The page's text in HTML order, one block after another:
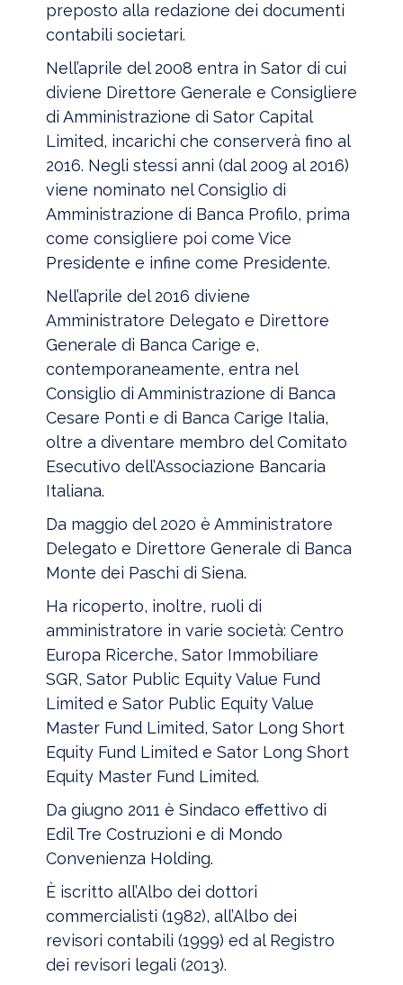
preposto alla redazione dei documenti
contabili societari.
Nell’aprile del 2008 entra in Sator di cui
diviene Direttore Generale e Consigliere
di Amministrazione di Sator Capital
Limited, incarichi che conserverà fino al
2016. Negli stessi anni (dal 2009 al 2016)
viene nominato nel Consiglio di
Amministrazione di Banca Profilo, prima
come consigliere poi come Vice
Presidente e infine come Presidente.
Nell’aprile del 2016 diviene
Amministratore Delegato e Direttore
Generale di Banca Carige e,
contemporaneamente, entra nel
Consiglio di Amministrazione di Banca
Cesare Ponti e di Banca Carige Italia,
oltre a diventare membro del Comitato
Esecutivo dell’Associazione Bancaria
Italiana.
Da maggio del 2020 è Amministratore
Delegato e Direttore Generale di Banca
Monte dei Paschi di Siena.
Ha ricoperto, inoltre, ruoli di
amministratore in varie società: Centro
Europa Ricerche, Sator Immobiliare
SGR, Sator Public Equity Value Fund
Limited e Sator Public Equity Value
Master Fund Limited, Sator Long Short
Equity Fund Limited e Sator Long Short
Equity Master Fund Limited.
Da giugno 2011 è Sindaco effettivo di
Edil Tre Costruzioni e di Mondo
Convenienza Holding.
È iscritto all’Albo dei dottori
commercialisti (1982), all’Albo dei
revisori contabili (1999) ed al Registro
dei revisori legali (2013).